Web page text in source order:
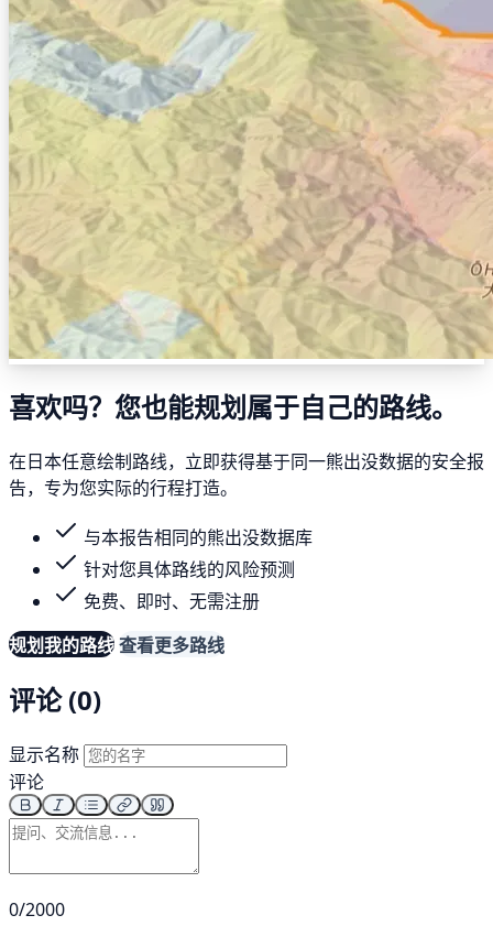
喜欢吗？您也能规划属于自己的路线。
在日本任意绘制路线，立即获得基于同一熊出没数据的安全报
告，专为您实际的行程打造。
与本报告相同的熊出没数据库
针对您具体路线的风险预测
免费、即时、无需注册
规划我的路线查看更多路线
评论 (0)
显示名称
评论
0/2000